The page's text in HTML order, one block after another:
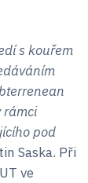
s kouřem
rámci
pod
Saska. Při
ve